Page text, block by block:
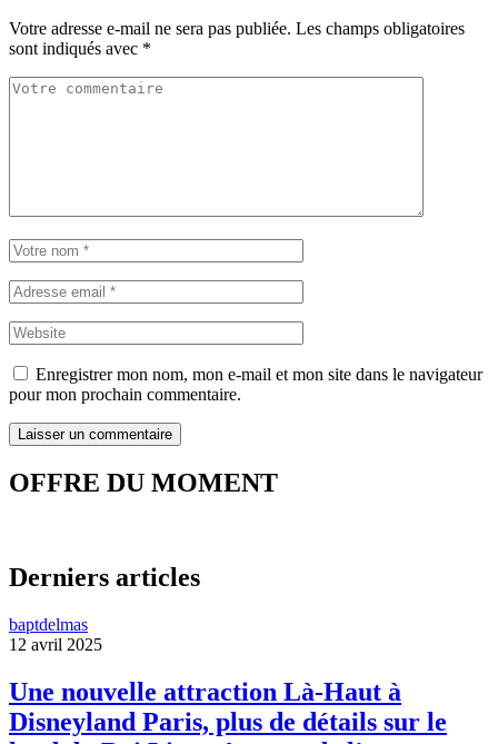
Votre adresse e-mail ne sera pas publiée. Les champs obligatoires
sont indiqués avec *
Enregistrer mon nom, mon e-mail et mon site dans le navigateur
pour mon prochain commentaire.
OFFRE DU MOMENT
Derniers articles
baptdelmas
12 avril 2025
Une nouvelle attraction Là-Haut à
Disneyland Paris, plus de détails sur le